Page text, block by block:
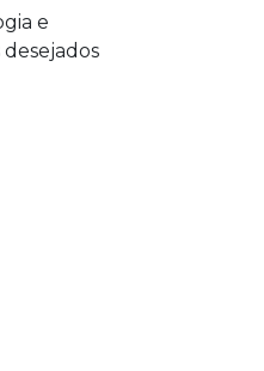
e